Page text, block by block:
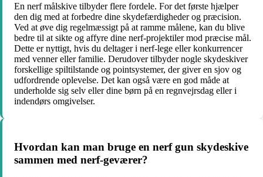
En nerf målskive tilbyder flere fordele. For det første hjælper
den dig med at forbedre dine skydefærdigheder og præcision.
Ved at øve dig regelmæssigt på at ramme målene, kan du blive
bedre til at sikte og affyre dine nerf-projektiler mod præcise mål.
Dette er nyttigt, hvis du deltager i nerf-lege eller konkurrencer
med venner eller familie. Derudover tilbyder nogle skydeskiver
forskellige spiltilstande og pointsystemer, der giver en sjov og
udfordrende oplevelse. Det kan også være en god måde at
underholde sig selv eller dine børn på en regnvejrsdag eller i
indendørs omgivelser.
Hvordan kan man bruge en nerf gun skydeskive
sammen med nerf-geværer?